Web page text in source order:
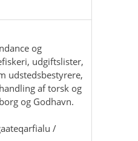
og
udgiftslister,
udstedsbestyrere,
af torsk og
og Godhavn.
/